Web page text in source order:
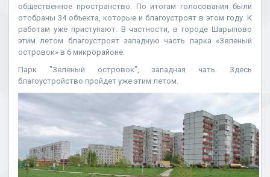
общественное пространство. По итогам голосования были
отобраны 34 объекта, которые и благоустроят в этом году. К
работам уже приступают. В частности, в городе Шарыпово
этим летом благоустроят западную часть парка «Зеленый
островок» в 6 микрорайоне.
Парк "Зеленый островок", западная чать. Здесь
благоустройство пройдет уже этим летом.